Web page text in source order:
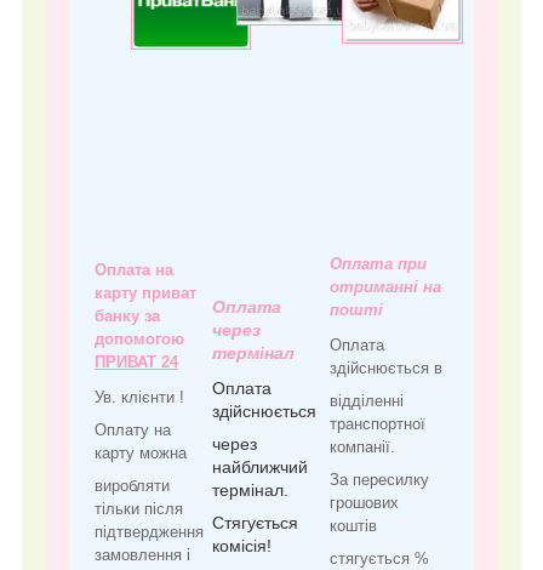
Оплата на
карту приват
банку за
допомогою
ПРИВАТ 24
Ув. клієнти !
Оплату на
карту можна
виробляти
тільки після
підтвердження
замовлення і
Оплата
через
термінал
Оплата
здійснюється
через
найближчий
термінал.
Стягується
комісія!
Оплата при
отриманні на
пошті
Оплата
здійснюється в
відділенні
транспортної
компанії.
За пересилку
грошових
коштів
стягується %